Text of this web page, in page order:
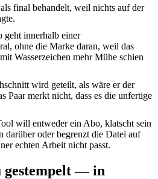
final behandelt, weil nichts auf der
innerhalb einer
ohne die Marke daran, weil das
Wasserzeichen mehr Mühe schien
wird geteilt, als wäre er der
Paar merkt nicht, dass es die unfertige
will entweder ein Abo, klatscht sein
darüber oder begrenzt die Datei auf
echten Arbeit nicht passt.
gestempelt — in